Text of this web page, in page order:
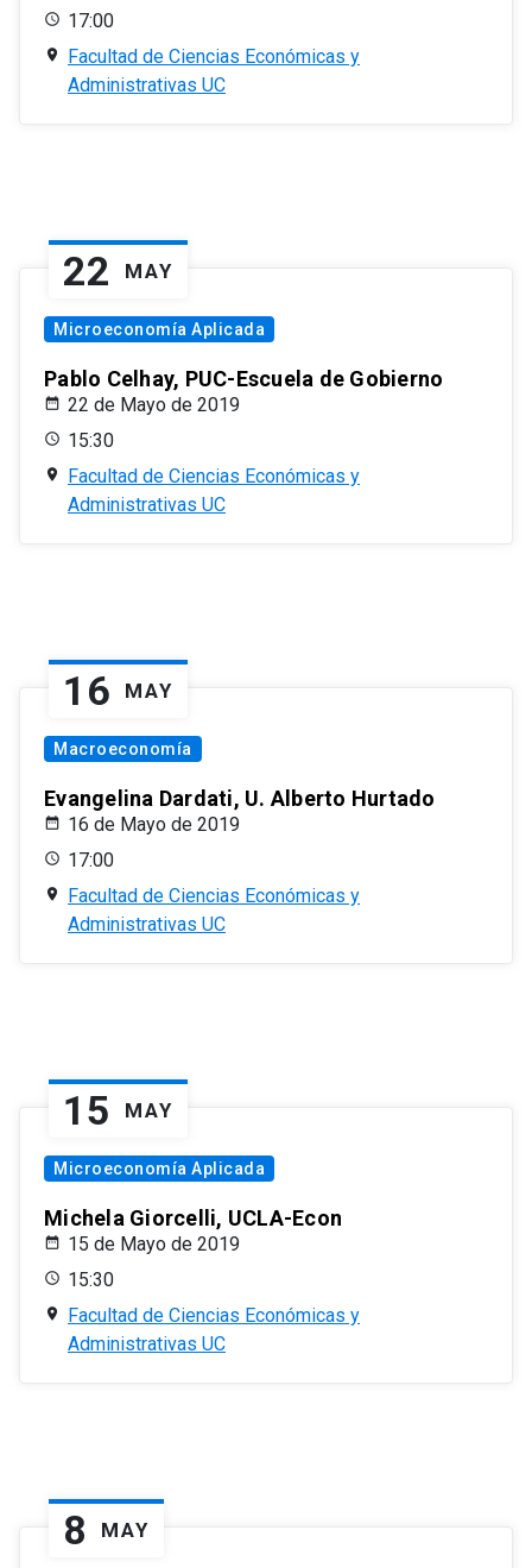
17:00
Facultad de Ciencias Económicas y
Administrativas UC
22 MAY
Microeconomía Aplicada
Pablo Celhay, PUC-Escuela de Gobierno
22 de Mayo de 2019
15:30
Facultad de Ciencias Económicas y
Administrativas UC
16 MAY
Macroeconomía
Evangelina Dardati, U. Alberto Hurtado
16 de Mayo de 2019
17:00
Facultad de Ciencias Económicas y
Administrativas UC
15 MAY
Microeconomía Aplicada
Michela Giorcelli, UCLA-Econ
15 de Mayo de 2019
15:30
Facultad de Ciencias Económicas y
Administrativas UC
8 MAY